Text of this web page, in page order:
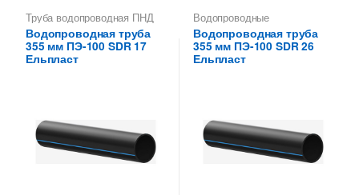
Труба водопроводная ПНД
355 мм
Водопроводная труба
355 мм ПЭ-100 SDR 17
Ельпласт
Водопроводные
полиэтиленовые трубы ,
Труба водопроводная ПНД
355 мм
Водопроводная труба
355 мм ПЭ-100 SDR 26
Ельпласт